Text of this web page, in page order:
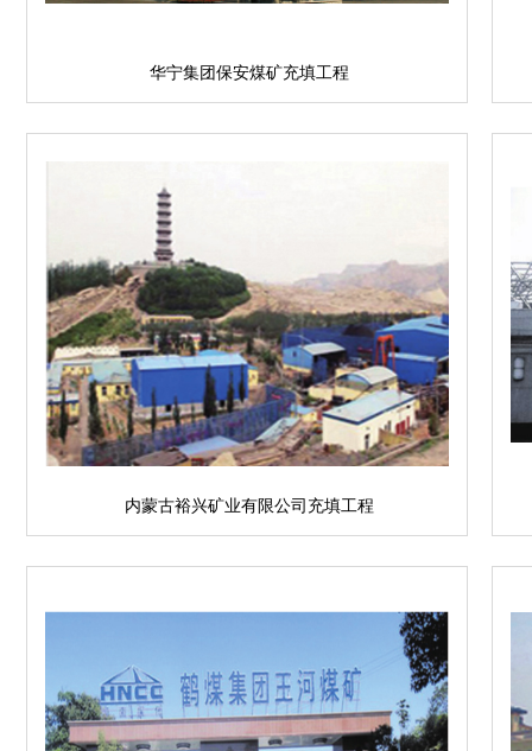
华宁集团保安煤矿充填工程
内蒙古裕兴矿业有限公司充填工程